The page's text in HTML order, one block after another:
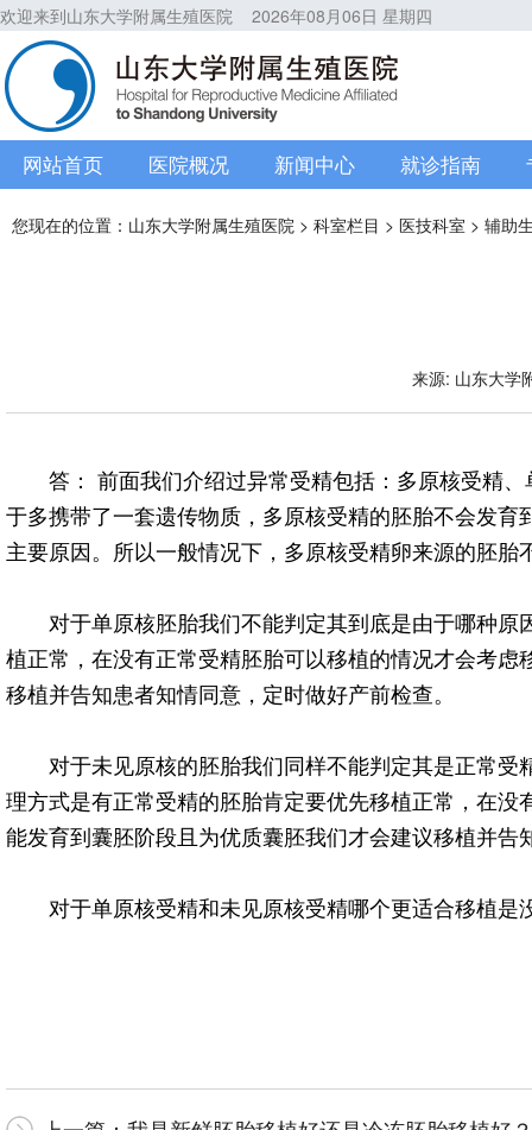
欢迎来到山东大学附属生殖医院 2026年08月06日 星期四
网站首页 医院概况 新闻中心 就诊指南
您现在的位置： 山东大学附属生殖医院 > 科室栏目 > 医技科室 > 辅助
来源: 山东大学
答： 前面我们介绍过异常受精包括：多原核受精
于多携带了一套遗传物质，多原核受精的胚胎不会发
主要原因。所以一般情况下，多原核受精卵来源的胚胎
对于单原核胚胎我们不能判定其到底是由于哪种
植正常，在没有正常受精胚胎可以移植的情况才会考
移植并告知患者知情同意，定时做好产前检查。
对于未见原核的胚胎我们同样不能判定其是正常
理方式是有正常受精的胚胎肯定要优先移植正常，在
能发育到囊胚阶段且为优质囊胚我们才会建议移植并
对于单原核受精和未见原核受精哪个更适合移植